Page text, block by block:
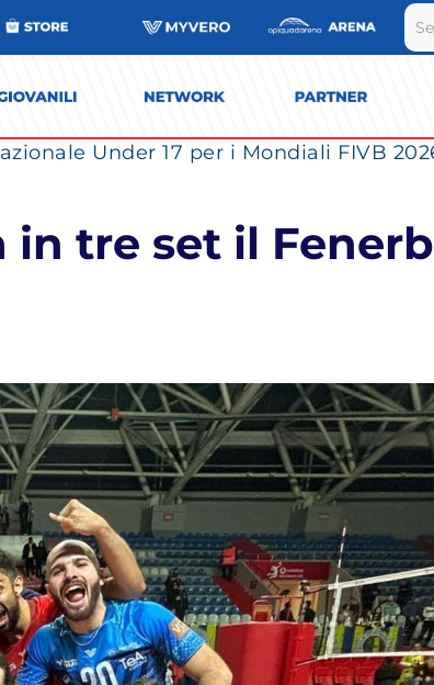
Under 17 per i Mondiali FIVB
in tre set il